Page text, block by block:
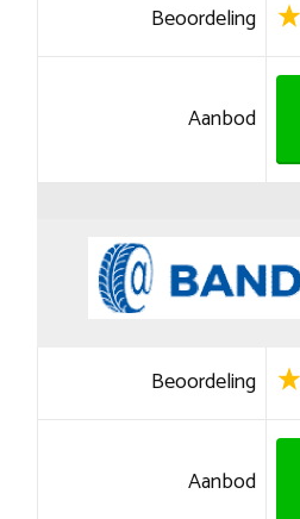
Beoordeling
Aanbod
Beoordeling
Aanbod